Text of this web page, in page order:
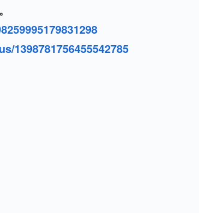
1398781756455542785